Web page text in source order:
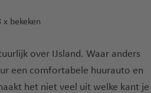
x bekeken
over IJsland. Waar anders
een comfortabele huurauto en
het niet veel uit welke kant je